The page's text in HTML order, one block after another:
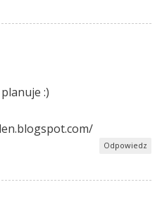
:)
Odpowiedz